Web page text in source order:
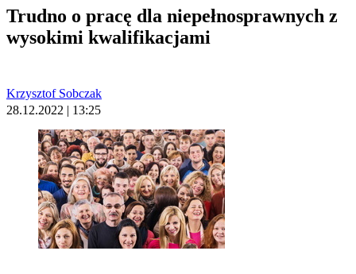
Trudno o pracę dla niepełnosprawnych z
wysokimi kwalifikacjami
Krzysztof Sobczak
28.12.2022 | 13:25